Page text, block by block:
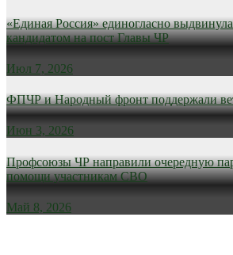
«Единая Россия» единогласно
кандидатом на пост Главы ЧР
Июл 7, 2026
ФПЧР и Народный фронт поддержали
Июн 3, 2026
Профсоюзы ЧР направили очередную
помощи участникам СВО
Май 8, 2026